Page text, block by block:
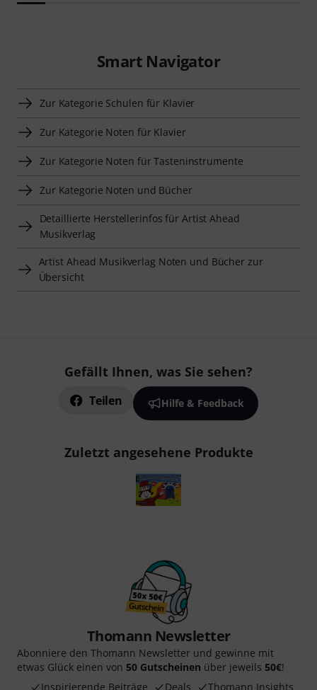
Smart Navigator
Zur Kategorie Schulen für Klavier
Zur Kategorie Noten für Klavier
Zur Kategorie Noten für Tasteninstrumente
Zur Kategorie Noten und Bücher
Detaillierte Herstellerinfos für Artist Ahead
Musikverlag
Artist Ahead Musikverlag Noten und Bücher zur
Übersicht
Gefällt Ihnen, was Sie sehen?
Teilen Hilfe & Feedback
Zuletzt angesehene Produkte
Thomann Newsletter
Abonniere den Thomann Newsletter und gewinne mit
etwas Glück einen von 50 Gutscheinen über jeweils 50€!
Inspirierende Beiträge
Deals Thomann Insights